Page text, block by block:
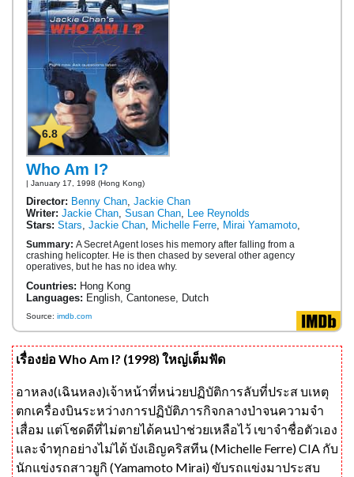
6.8
Who Am I?
| January 17, 1998 (Hong Kong)
Director: Benny Chan Jackie Chan
Writer: Jackie Chan Susan Chan Lee Reynolds
Stars: Stars Jackie Chan Michelle Ferre Mirai Yamamoto
Summary: A Secret Agent loses his memory after falling from a
crashing helicopter. He is then chased by several other agency
operatives, but he has no idea why.
Countries: Hong Kong
Languages: English, Cantonese, Dutch
Source: imdb.com
เรื่องย่อ Who Am I? (1998) ใหญ่เต็มฟัด
อาหลง(เฉินหลง)เจ้าหน้าที่หน่วยปฏิบัติการลับที่ประส บเหตุ
ตกเครื่องบินระหว่างการปฏิบัติภารกิจกลางป่าจนความจำ
เสื่อม แต่โชดดีที่ไม่ตายได้คนป่าช่วยเหลือไว้ เขาจำชื่อตัวเอง
และจำทุกอย่างไม่ได้ บังเอิญคริสทีน (Michelle Ferre) CIA กับ
นักแข่งรถสาวยูกิ (Yamamoto Mirai) ขับรถแข่งมาประสบ